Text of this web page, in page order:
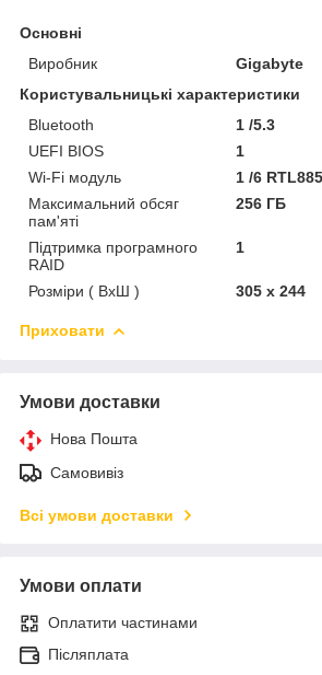
Основні
Виробник
Gigabyte
Користувальницькі характеристики
Bluetooth
1 /5.3
UEFI BIOS
1
Wi-Fi модуль
1 /6
Максимальний обсяг
пам'яті
256 ГБ
Підтримка програмного
RAID
1
Розміри ( ВхШ ) 305 x 244
Приховати
Умови доставки
Нова Пошта
Самовивіз
Всі умови доставки
Умови оплати
Оплатити частинами
Післяплата